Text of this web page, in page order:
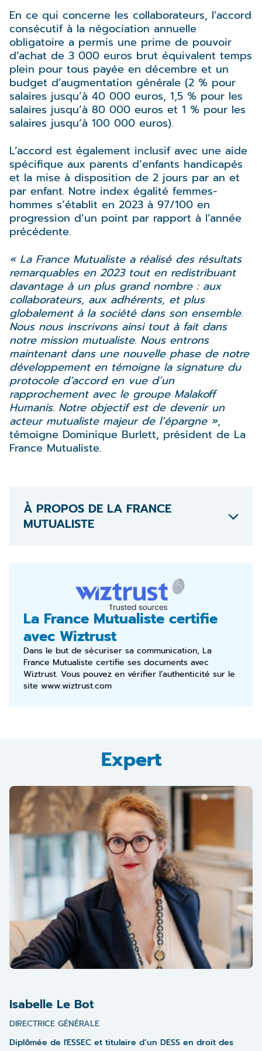
En ce qui concerne les collaborateurs, l’accord
consécutif à la négociation annuelle
obligatoire a permis une prime de pouvoir
d’achat de 3 000 euros brut équivalent temps
plein pour tous payée en décembre et un
budget d’augmentation générale (2 % pour
salaires jusqu’à 40 000 euros, 1,5 % pour les
salaires jusqu’à 80 000 euros et 1 % pour les
salaires jusqu’à 100 000 euros).
L’accord est également inclusif avec une aide
spécifique aux parents d’enfants handicapés
et la mise à disposition de 2 jours par an et
par enfant. Notre index égalité femmes-
hommes s’établit en 2023 à 97/100 en
progression d’un point par rapport à l’année
précédente.
« La France Mutualiste a réalisé des résultats
remarquables en 2023 tout en redistribuant
davantage à un plus grand nombre : aux
collaborateurs, aux adhérents, et plus
globalement à la société dans son ensemble.
Nous nous inscrivons ainsi tout à fait dans
notre mission mutualiste. Nous entrons
maintenant dans une nouvelle phase de notre
développement en témoigne la signature du
protocole d’accord en vue d’un
rapprochement avec le groupe Malakoff
Humanis. Notre objectif est de devenir un
acteur mutualiste majeur de l’épargne »,
témoigne Dominique Burlett, président de La
France Mutualiste.
À PROPOS DE LA FRANCE
MUTUALISTE
La France Mutualiste certifie
avec Wiztrust
Dans le but de sécuriser sa communication, La
France Mutualiste certifie ses documents avec
Wiztrust. Vous pouvez en vérifier l’authenticité sur le
site www.wiztrust.com
Expert
Isabelle Le Bot
DIRECTRICE GÉNÉRALE
Diplômée de l'ESSEC et titulaire d’un DESS en droit des